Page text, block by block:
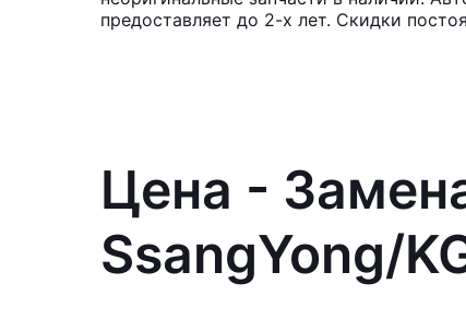
предоставляет до 2-х лет. Скидки
Цена -
SsangYong/